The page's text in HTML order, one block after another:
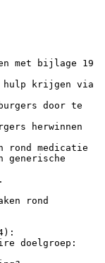
met bijlage 19
hulp krijgen via
door te
herwinnen
rond medicatie
generische
rond
doelgroep: